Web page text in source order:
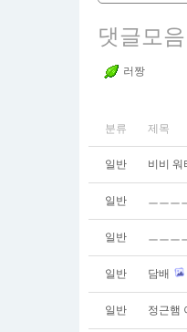
댓글모음
러짱
분류 제목
일반 비비 워
일반 ㅡㅡㅡ
일반 ㅡㅡㅡ
일반 담배
일반 정근햄